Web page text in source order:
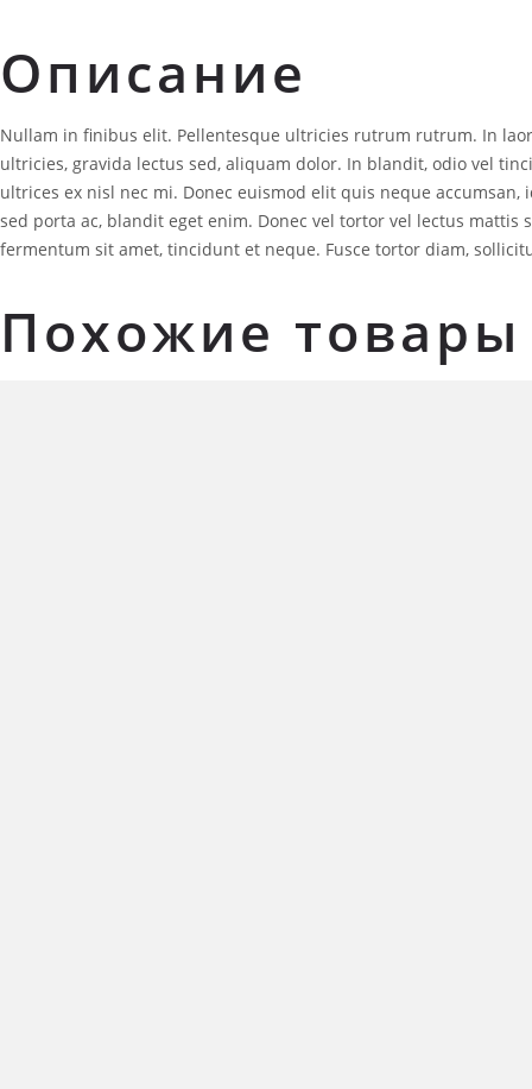
Описание
Nullam in finibus elit. Pellentesque ultricies rutrum rutrum. In
ultricies, gravida lectus sed, aliquam dolor. In blandit, odio vel
ultrices ex nisl nec mi. Donec euismod elit quis neque
sed porta ac, blandit eget enim. Donec vel tortor vel lectus
fermentum sit amet, tincidunt et neque. Fusce tortor diam,
Похожие товары